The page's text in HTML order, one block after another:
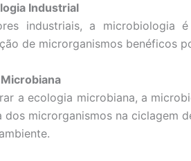
Industrial
industriais, a microbiologia
de microrganismos benéficos
a ecologia microbiana, a
dos microrganismos na ciclagem